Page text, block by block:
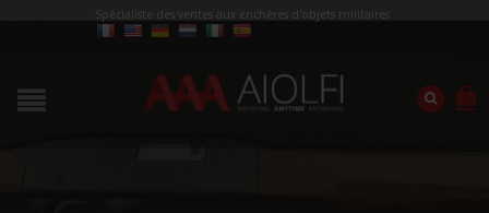
Spécialiste des ventes aux enchères d'objets militaires